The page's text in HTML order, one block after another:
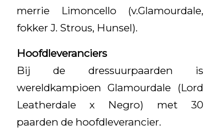
merrie Limoncello (v.Glamourdale,
fokker J. Strous, Hunsel).
Hoofdleveranciers
Bij de dressuurpaarden is
wereldkampioen Glamourdale (Lord
Leatherdale x Negro) met 30
paarden de hoofdleverancier.